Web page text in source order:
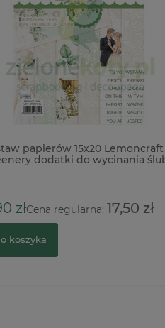
papierów 15x20 Lemoncraft
dodatki do wycinania
złCena regularna:17,50 zł
koszyka